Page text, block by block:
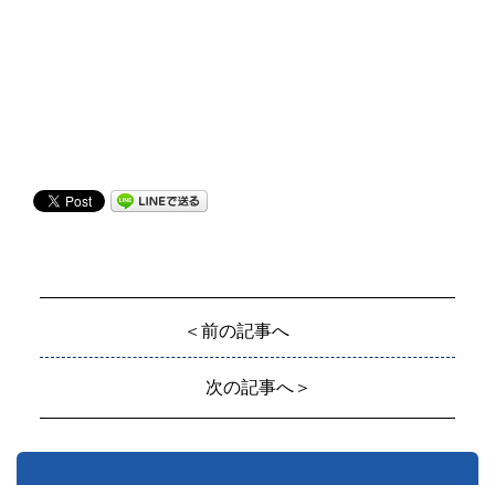
＜前の記事へ
次の記事へ＞